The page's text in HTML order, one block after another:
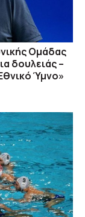
Ομάδας
δουλειάς –
Ύμνο»